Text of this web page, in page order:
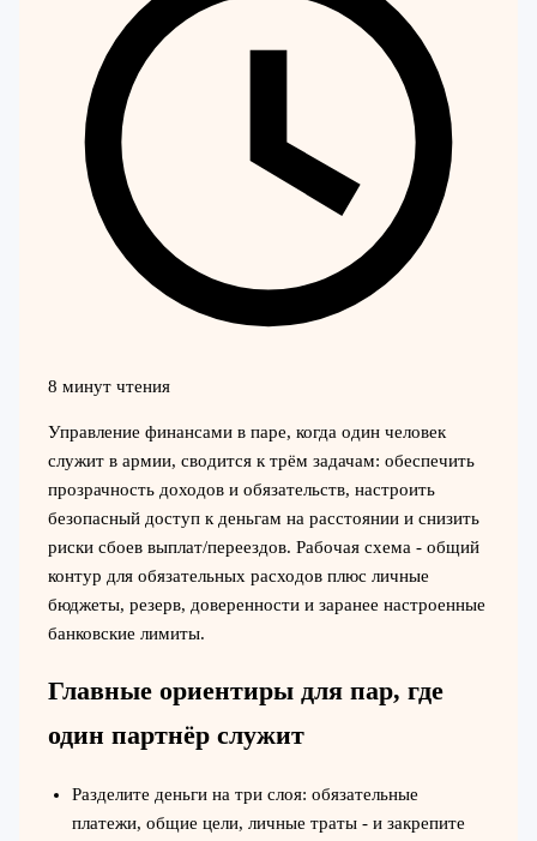
8 минут чтения
Управление финансами в паре, когда один человек
служит в армии, сводится к трём задачам: обеспечить
прозрачность доходов и обязательств, настроить
безопасный доступ к деньгам на расстоянии и снизить
риски сбоев выплат/переездов. Рабочая схема - общий
контур для обязательных расходов плюс личные
бюджеты, резерв, доверенности и заранее настроенные
банковские лимиты.
Главные ориентиры для пар, где
один партнёр служит
Разделите деньги на три слоя: обязательные
платежи, общие цели, личные траты - и закрепите